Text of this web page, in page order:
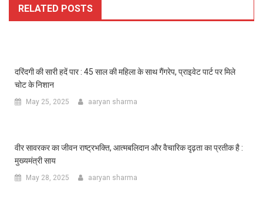
RELATED POSTS
दरिंदगी की सारी हदें पार : 45 साल की महिला के साथ गैंगरेप, प्राइवेट पार्ट पर मिले
चोट के निशान
May 25, 2025 aaryan sharma
वीर सावरकर का जीवन राष्ट्रभक्ति, आत्मबलिदान और वैचारिक दृढ़ता का प्रतीक है :
मुख्यमंत्री साय
May 28, 2025 aaryan sharma